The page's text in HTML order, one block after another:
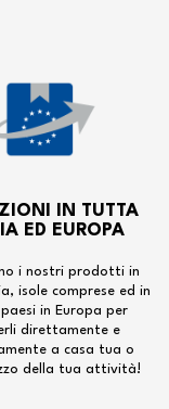
IN TUTTA
ED EUROPA
i nostri prodotti in
isole comprese ed in
in Europa per
direttamente e
a casa tua o
della tua attività!